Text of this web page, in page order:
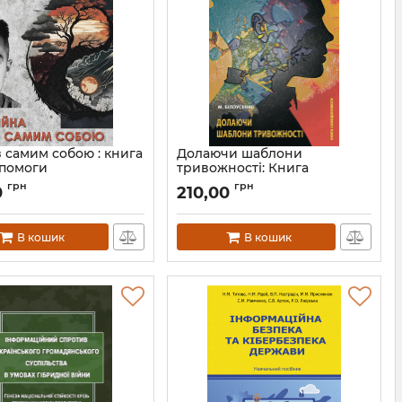
самим собою : книга
грн
В кошик
Долаючи шаблони
тривожності: Книга
самодопомоги
Артикул: Л13215
210,00 грн
В кошик